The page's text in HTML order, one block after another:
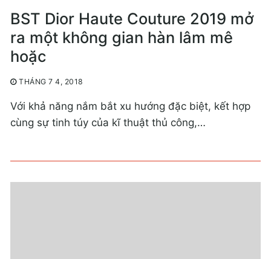
BST Dior Haute Couture 2019 mở
ra một không gian hàn lâm mê
hoặc
THÁNG 7 4, 2018
Với khả năng nắm bắt xu hướng đặc biệt, kết hợp
cùng sự tinh túy của kĩ thuật thủ công,…